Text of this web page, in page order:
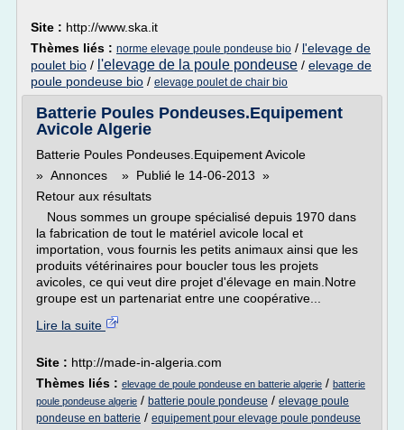
Site : http://www.ska.it
Thèmes liés : norme elevage poule pondeuse bio / l'elevage de
poulet bio / l'elevage de la poule pondeuse / elevage de
poule pondeuse bio / elevage poulet de chair bio
Batterie Poules Pondeuses.Equipement
Avicole Algerie
Batterie Poules Pondeuses.Equipement Avicole
» Annonces » Publié le 14-06-2013 »
Retour aux résultats
Nous sommes un groupe spécialisé depuis 1970 dans
la fabrication de tout le matériel avicole local et
importation, vous fournis les petits animaux ainsi que les
produits vétérinaires pour boucler tous les projets
avicoles, ce qui veut dire projet d'élevage en main.Notre
groupe est un partenariat entre une coopérative...
Lire la suite
Site : http://made-in-algeria.com
Thèmes liés : elevage de poule pondeuse en batterie algerie / batterie
poule pondeuse algerie / batterie poule pondeuse / elevage poule
pondeuse en batterie / equipement pour elevage poule pondeuse